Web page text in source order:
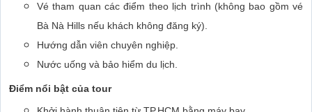
Vé tham quan các điểm theo lịch trình (không bao gồm vé
Bà Nà Hills nếu khách không đăng ký).
Hướng dẫn viên chuyên nghiệp.
Nước uống và bảo hiểm du lịch.
Điểm nổi bật của tour